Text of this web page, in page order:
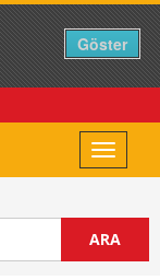
Toggle
ARA
Göster